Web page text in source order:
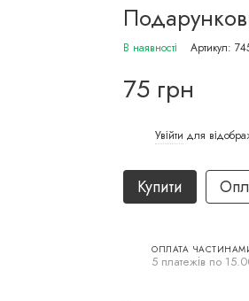
В наявності Артикул:
75 грн
Увійти для
Купити
ОПЛАТА
5 платежів по